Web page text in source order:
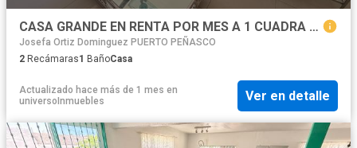
CASA GRANDE EN RENTA POR MES A 1 CUADRA DE LA PLAYA BONITA PUERTO PENASCO
Josefa Ortiz Dominguez PUERTO PEÑASCO
2 Recámaras1 BañoCasa
Actualizado hace más de 1 mes en
universoInmuebles
Ver en detalle